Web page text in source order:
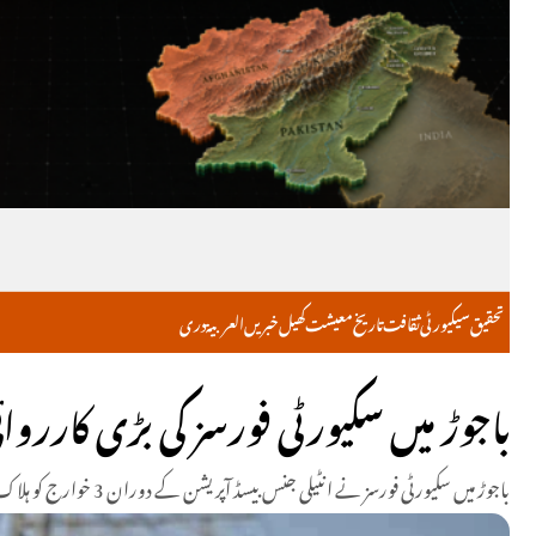
خبریںکھیلمعیشتتاریخثقافتسیکیورٹیتحقیق دریالعربية
باجوڑ میں سکیورٹی فورسز کی بڑی کارروائی، 3
باجوڑ میں سکیورٹی فورسز نے انٹیلی جنس بیسڈ آپریشن کے دوران 3 خوارج کو ہلاک کر دیا، علاقے میں سرچ آپریشن جاری ہے۔